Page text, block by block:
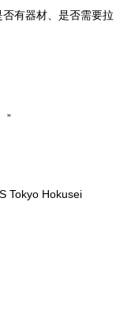
有器材、是否需要拉
”
Tokyo Hokusei